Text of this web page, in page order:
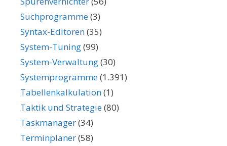
Suchprogramme(3)
Syntax-Editoren(35)
System-Tuning(99)
System-Verwaltung(30)
Systemprogramme(1.391)
Tabellenkalkulation(1)
Taktik und Strategie(80)
Taskmanager(34)
Terminplaner(58)